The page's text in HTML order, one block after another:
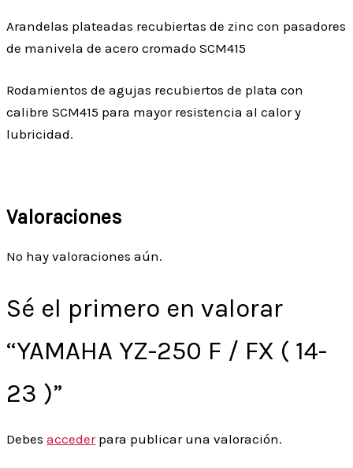
Arandelas plateadas recubiertas de zinc con pasadores
de manivela de acero cromado SCM415
Rodamientos de agujas recubiertos de plata con
calibre SCM415 para mayor resistencia al calor y
lubricidad.
Valoraciones
No hay valoraciones aún.
Sé el primero en valorar
“YAMAHA YZ-250 F / FX ( 14-
23 )”
Debes accederpara publicar una valoración.